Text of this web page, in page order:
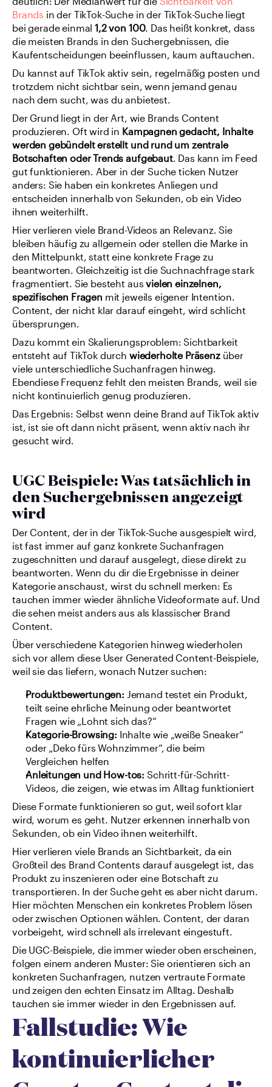
Brands in der TikTok-Suche in der TikTok-Suche liegt
bei gerade einmal 1,2 von 100. Das heißt konkret, dass
die meisten Brands in den Suchergebnissen, die
Kaufentscheidungen beeinflussen, kaum auftauchen.
Du kannst auf TikTok aktiv sein, regelmäßig posten und
trotzdem nicht sichtbar sein, wenn jemand genau
nach dem sucht, was du anbietest.
Der Grund liegt in der Art, wie Brands Content
produzieren. Oft wird in Kampagnen gedacht, Inhalte
werden gebündelt erstellt und rund um zentrale
Botschaften oder Trends aufgebaut. Das kann im Feed
gut funktionieren. Aber in der Suche ticken Nutzer
anders: Sie haben ein konkretes Anliegen und
entscheiden innerhalb von Sekunden, ob ein Video
ihnen weiterhilft.
Hier verlieren viele Brand-Videos an Relevanz. Sie
bleiben häufig zu allgemein oder stellen die Marke in
den Mittelpunkt, statt eine konkrete Frage zu
beantworten. Gleichzeitig ist die Suchnachfrage stark
fragmentiert. Sie besteht aus vielen einzelnen,
spezifischen Fragen mit jeweils eigener Intention.
Content, der nicht klar darauf eingeht, wird schlicht
übersprungen.
Dazu kommt ein Skalierungsproblem: Sichtbarkeit
entsteht auf TikTok durch wiederholte Präsenz über
viele unterschiedliche Suchanfragen hinweg.
Ebendiese Frequenz fehlt den meisten Brands, weil sie
nicht kontinuierlich genug produzieren.
Das Ergebnis: Selbst wenn deine Brand auf TikTok aktiv
ist, ist sie oft dann nicht präsent, wenn aktiv nach ihr
gesucht wird.
UGC Beispiele: Was tatsächlich in
den Suchergebnissen angezeigt
wird
Der Content, der in der TikTok-Suche ausgespielt wird,
ist fast immer auf ganz konkrete Suchanfragen
zugeschnitten und darauf ausgelegt, diese direkt zu
beantworten. Wenn du dir die Ergebnisse in deiner
Kategorie anschaust, wirst du schnell merken: Es
tauchen immer wieder ähnliche Videoformate auf. Und
die sehen meist anders aus als klassischer Brand
Content.
Über verschiedene Kategorien hinweg wiederholen
sich vor allem diese User Generated Content-Beispiele,
weil sie das liefern, wonach Nutzer suchen:
Produktbewertungen: Jemand testet ein Produkt,
teilt seine ehrliche Meinung oder beantwortet
Fragen wie „Lohnt sich das?“
Kategorie-Browsing: Inhalte wie „weiße Sneaker“
oder „Deko fürs Wohnzimmer“, die beim
Vergleichen helfen
Anleitungen und How-tos: Schritt-für-Schritt-
Videos, die zeigen, wie etwas im Alltag funktioniert
Diese Formate funktionieren so gut, weil sofort klar
wird, worum es geht. Nutzer erkennen innerhalb von
Sekunden, ob ein Video ihnen weiterhilft.
Hier verlieren viele Brands an Sichtbarkeit, da ein
Großteil des Brand Contents darauf ausgelegt ist, das
Produkt zu inszenieren oder eine Botschaft zu
transportieren. In der Suche geht es aber nicht darum.
Hier möchten Menschen ein konkretes Problem lösen
oder zwischen Optionen wählen. Content, der daran
vorbeigeht, wird schnell als irrelevant eingestuft.
Die UGC-Beispiele, die immer wieder oben erscheinen,
folgen einem anderen Muster: Sie orientieren sich an
konkreten Suchanfragen, nutzen vertraute Formate
und zeigen den echten Einsatz im Alltag. Deshalb
tauchen sie immer wieder in den Ergebnissen auf.
Fallstudie: Wie
kontinuierlicher